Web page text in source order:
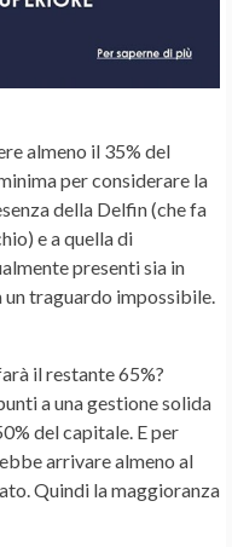
almeno il 35% del
per considerare la
della Delfin(che fa
e a quella di
presenti sia in
traguardo impossibile.
il restante 65%?
a una gestione solida
del capitale. E per
arrivare almeno al
Quindi lamaggioranza